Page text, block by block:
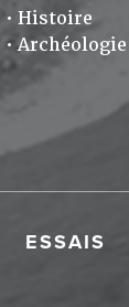
Histoire
Archéologie
ESSAIS